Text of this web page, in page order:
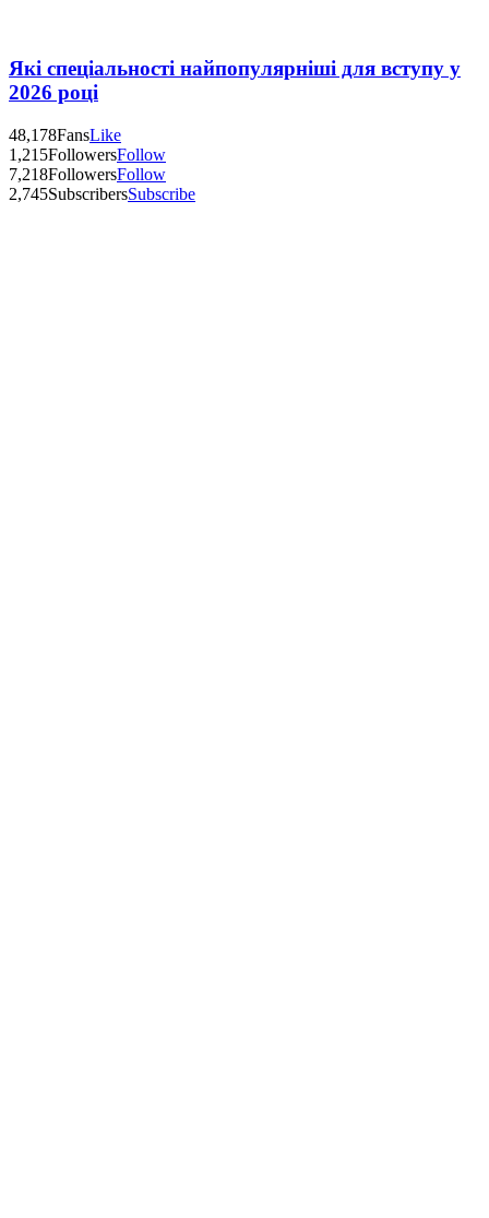
Які спеціальності найпопулярніші для вступу у
2026 році
48,178FansLike
1,215FollowersFollow
7,218FollowersFollow
2,745SubscribersSubscribe